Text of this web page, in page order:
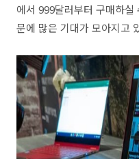
에서 999달러부터 구매하
문에 많은 기대가 모아지고